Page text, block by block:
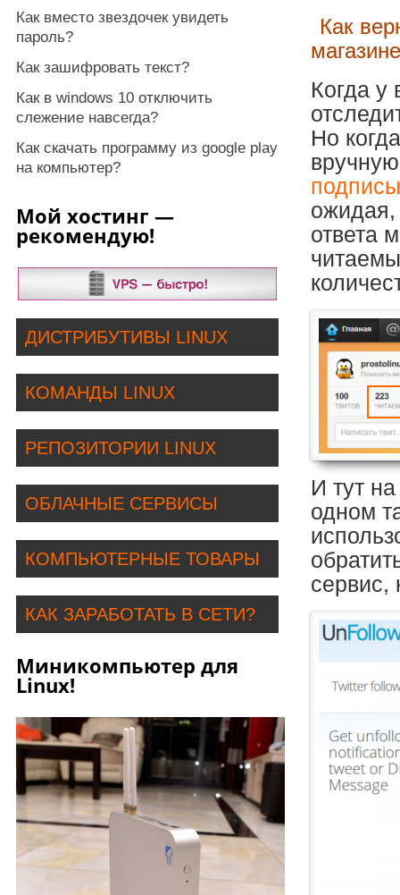
Как
Когда у
Но
ожидая,
ответа
И тут
одном
сервис,
Как вместо звездочек увидеть
пароль?
Как зашифровать текст?
Как в windows 10 отключить
слежение навсегда?
Как скачать программу из google play
на компьютер?
Мой хостинг —
рекомендую!
ДИСТРИБУТИВЫ LINUX
КОМАНДЫ LINUX
РЕПОЗИТОРИИ LINUX
ОБЛАЧНЫЕ СЕРВИСЫ
КОМПЬЮТЕРНЫЕ ТОВАРЫ
КАК ЗАРАБОТАТЬ В СЕТИ?
Миникомпьютер для
Linux!